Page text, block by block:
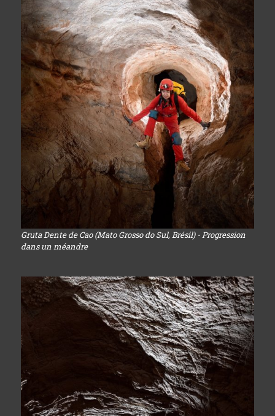
Gruta Dente de Cao (Mato Grosso do Sul, Brésil) - Progression
dans un méandre